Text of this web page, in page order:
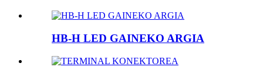
HB-H LED GAINEKO ARGIA